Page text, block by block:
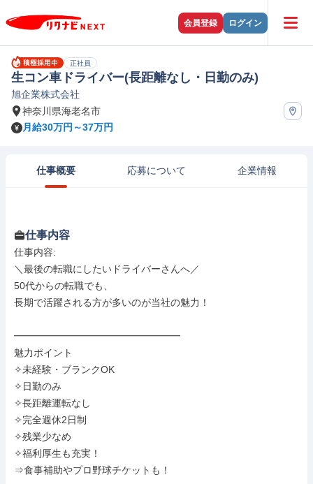
会員登録 ログイン
正社員
生コン車ドライバー(長距離なし・日勤のみ)
旭企業株式会社
神奈川県海老名市
月給30万円～37万円
仕事概要 応募について 企業情報
仕事内容
仕事内容:
＼最後の転職にしたいドライバーさんへ／
50代からの転職でも、
長期で活躍される方が多いのが当社の魅力！
━━━━━━━━━━━━━━━━━
魅力ポイント
✧未経験・ブランクOK
✧日勤のみ
✧長距離運転なし
✧完全週休2日制
✧残業少なめ
✧福利厚生も充実！
⇒食事補助やプロ野球チケットも！